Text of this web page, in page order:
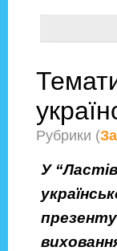
Рубрики (
У